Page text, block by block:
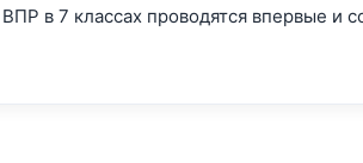
в 7 классах проводятся впервые и